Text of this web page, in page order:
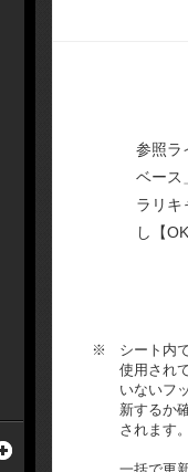
参照ラ
ベース
ラリキ
し【
※
シート内
使用され
いないフ
新するか
されます